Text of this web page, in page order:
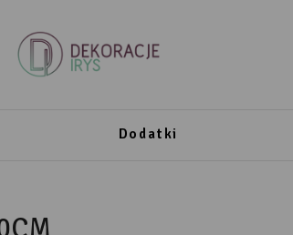
Dodatki